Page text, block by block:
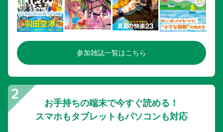
参加雑誌一覧はこちら
お手持ちの端末で今すぐ読める！
スマホもタブレットもパソコンも対応